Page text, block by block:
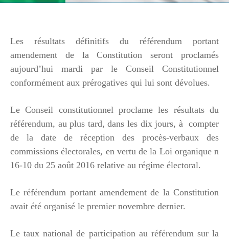
Les résultats définitifs du référendum portant
amendement de la Constitution seront proclamés
aujourd’hui mardi par le Conseil Constitutionnel
conformément aux prérogatives qui lui sont dévolues.
Le Conseil constitutionnel proclame les résultats du
référendum, au plus tard, dans les dix jours, à compter
de la date de réception des procès-verbaux des
commissions électorales, en vertu de la Loi organique n
16-10 du 25 août 2016 relative au régime électoral.
Le référendum portant amendement de la Constitution
avait été organisé le premier novembre dernier.
Le taux national de participation au référendum sur la